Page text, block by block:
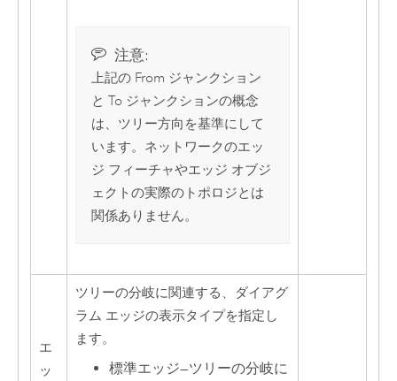
注意:
上記の From ジャンクション
と To ジャンクションの概念
は、ツリー方向を基準にして
います。ネットワークのエッ
ジ フィーチャやエッジ オブジ
ェクトの実際のトポロジとは
関係ありません。
エ
ッ
ツリーの分岐に関連する、ダイアグ
ラム エッジの表示タイプを指定し
ます。
標準エッジ—ツリーの分岐に